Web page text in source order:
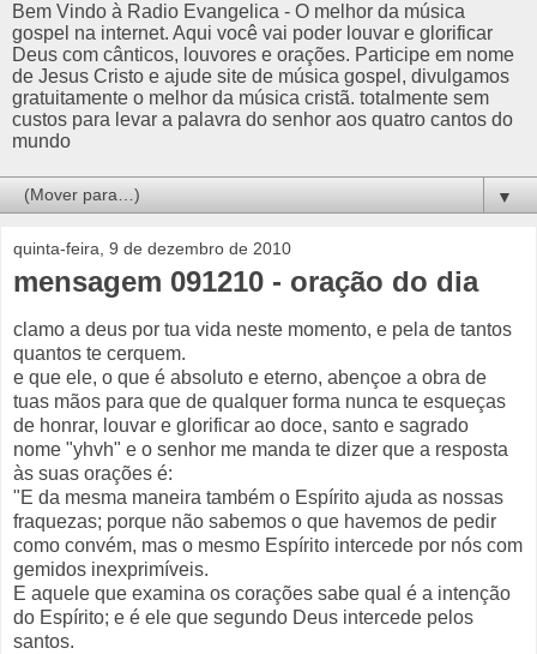
Bem Vindo à Radio Evangelica - O melhor da música
gospel na internet. Aqui você vai poder louvar e glorificar
Deus com cânticos, louvores e orações. Participe em nome
de Jesus Cristo e ajude site de música gospel, divulgamos
gratuitamente o melhor da música cristã. totalmente sem
custos para levar a palavra do senhor aos quatro cantos do
mundo
▼
quinta-feira, 9 de dezembro de 2010
mensagem 091210 - oração do dia
clamo a deus por tua vida neste momento, e pela de tantos
quantos te cerquem.
e que ele, o que é absoluto e eterno, abençoe a obra de
tuas mãos para que de qualquer forma nunca te esqueças
de honrar, louvar e glorificar ao doce, santo e sagrado
nome "yhvh" e o senhor me manda te dizer que a resposta
às suas orações é:
"E da mesma maneira também o Espírito ajuda as nossas
fraquezas; porque não sabemos o que havemos de pedir
como convém, mas o mesmo Espírito intercede por nós com
gemidos inexprimíveis.
E aquele que examina os corações sabe qual é a intenção
do Espírito; e é ele que segundo Deus intercede pelos
santos.